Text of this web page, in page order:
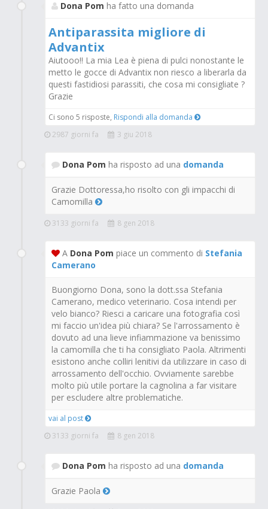
Dona Pom ha fatto una domanda
Antiparassita migliore di
Advantix
Aiutooo!! La mia Lea è piena di pulci nonostante le
metto le gocce di Advantix non riesco a liberarla da
questi fastidiosi parassiti, che cosa mi consigliate ?
Grazie
Ci sono 5 risposte, Rispondi alla domanda
2987 giorni fa
3 giu 2018
Dona Pom ha risposto ad una domanda
Grazie Dottoressa,ho risolto con gli impacchi di
Camomilla
3133 giorni fa 8 gen 2018
A Dona Pom piace un commento di Stefania
Camerano
Buongiorno Dona, sono la dott.ssa Stefania
Camerano, medico veterinario. Cosa intendi per
velo bianco? Riesci a caricare una fotografia così
mi faccio un'idea più chiara? Se l'arrossamento è
dovuto ad una lieve infiammazione va benissimo
la camomilla che ti ha consigliato Paola. Altrimenti
esistono anche colliri lenitivi da utilizzare in caso di
arrossamento dell'occhio. Ovviamente sarebbe
molto più utile portare la cagnolina a far visitare
per escludere altre problematiche.
vai al post
3133 giorni fa
8 gen 2018
Dona Pom ha risposto ad una domanda
Grazie Paola